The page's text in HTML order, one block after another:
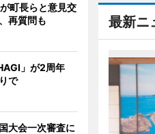
最新ニ
町長らと意見交
再質問も
」が2周年
で
大会一次審査に